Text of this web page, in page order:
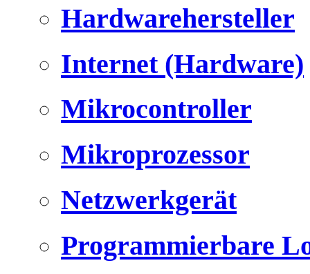
Hardwarehersteller
Internet (Hardware)
Mikrocontroller
Mikroprozessor
Netzwerkgerät
Programmierbare